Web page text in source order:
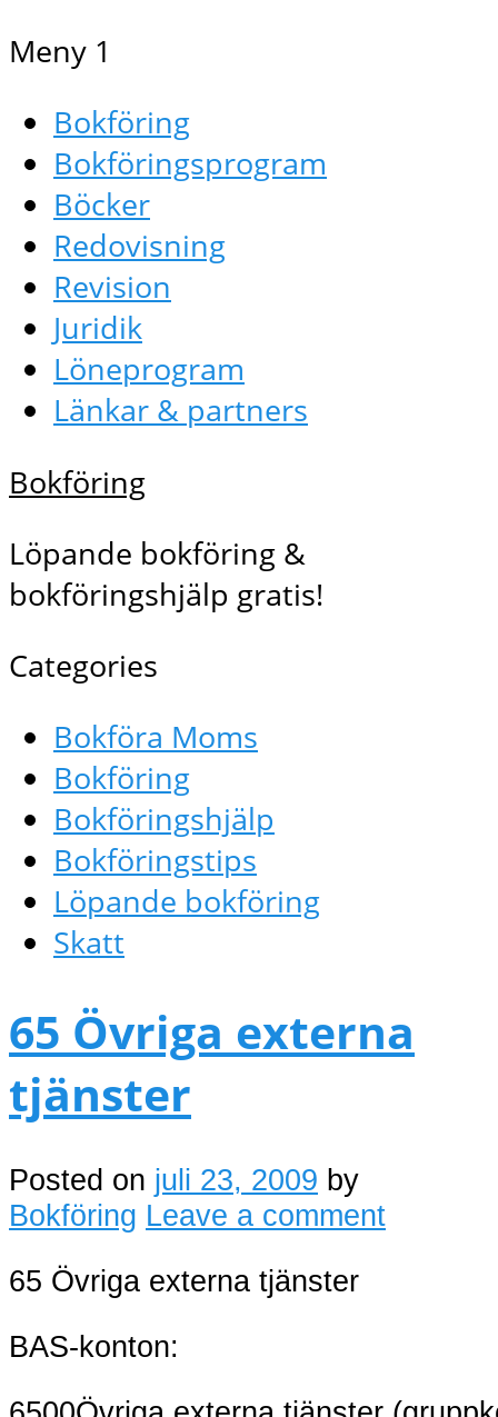
Meny 1
Bokföring
Bokföringsprogram
Böcker
Redovisning
Revision
Juridik
Löneprogram
Länkar & partners
Bokföring
Löpande bokföring &
bokföringshjälp gratis!
Categories
Bokföra Moms
Bokföring
Bokföringshjälp
Bokföringstips
Löpande bokföring
Skatt
65 Övriga externa
tjänster
Posted on juli 23, 2009 by
Bokföring Leave a comment
65 Övriga externa tjänster
BAS-konton: